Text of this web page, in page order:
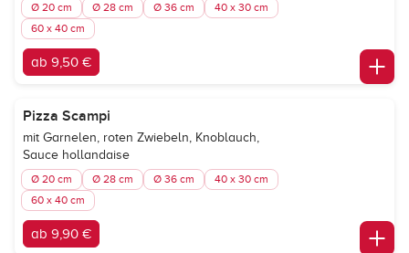
Ø 20 cm Ø 28 cm Ø 36 cm
40 x 30 cm
60 x 40 cm
ab 9,50 €
Pizza Scampi
mit Garnelen, roten Zwiebeln, Knoblauch,
Sauce hollandaise
Ø 20 cm Ø 28 cm Ø 36 cm
40 x 30 cm
60 x 40 cm
ab 9,90 €